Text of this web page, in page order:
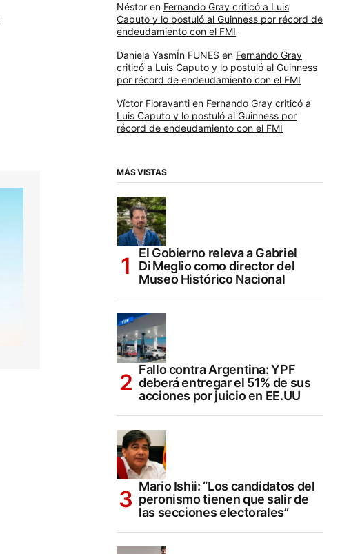
Néstor en Fernando Gray criticó a Luis
Caputo y lo postuló al Guinness por récord de
endeudamiento con el FMI
Daniela YasmÍn FUNES en Fernando Gray
criticó a Luis Caputo y lo postuló al Guinness
por récord de endeudamiento con el FMI
Víctor Fioravanti en Fernando Gray criticó a
Luis Caputo y lo postuló al Guinness por
récord de endeudamiento con el FMI
MÁS VISTAS
El Gobierno releva a Gabriel
Di Meglio como director del
Museo Histórico Nacional
Fallo contra Argentina: YPF
deberá entregar el 51% de sus
acciones por juicio en EE.UU
Mario Ishii: “Los candidatos del
peronismo tienen que salir de
las secciones electorales”